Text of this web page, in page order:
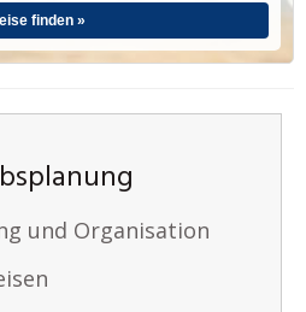
finden »
und Organisation